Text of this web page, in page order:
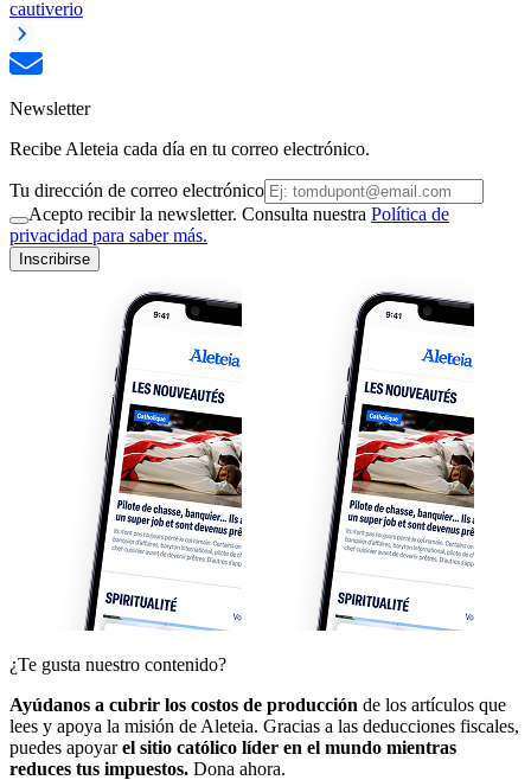
cautiverio
Newsletter
Recibe Aleteia cada día en tu correo electrónico.
Tu dirección de correo electrónico
Acepto recibir la newsletter. Consulta nuestra Política de
privacidad para saber más.
Inscribirse
¿Te gusta nuestro contenido?
Ayúdanos a cubrir los costos de producción de los artículos que
lees y apoya la misión de Aleteia. Gracias a las deducciones fiscales,
puedes apoyarel sitio católico líder en el mundo mientras
reduces tus impuestos. Dona ahora.